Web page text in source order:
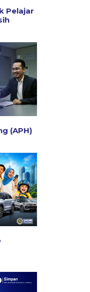
Pelajar
(APH)